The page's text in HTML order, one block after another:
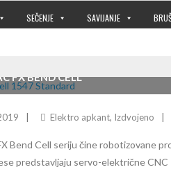
SEČENJE SAVIJANJE
FX BEND CELL
Elektro apkant, Izdvojeno
Bend Cell seriju čine robotizovane
predstavljaju servo-električne CNC